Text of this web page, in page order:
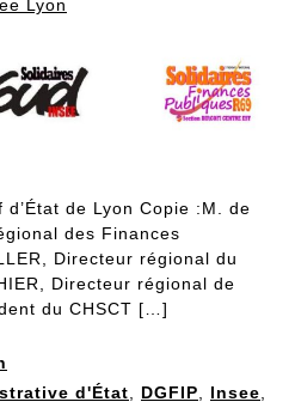
Lyon
de Lyon Copie :M. de
des Finances
Directeur régional du
Directeur régional de
du CHSCT […]
d'État, DGFIP, Insee,